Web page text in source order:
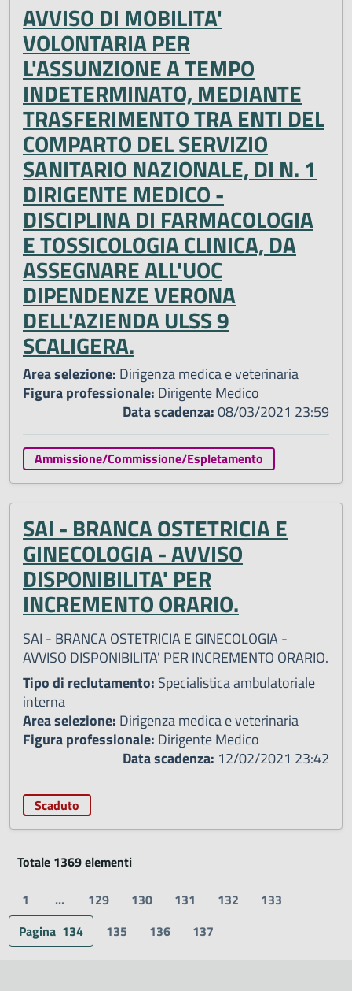
AVVISO DI MOBILITA'
VOLONTARIA PER
L'ASSUNZIONE A TEMPO
INDETERMINATO, MEDIANTE
TRASFERIMENTO TRA ENTI DEL
COMPARTO DEL SERVIZIO
SANITARIO NAZIONALE, DI N. 1
DIRIGENTE MEDICO -
DISCIPLINA DI FARMACOLOGIA
E TOSSICOLOGIA CLINICA, DA
ASSEGNARE ALL'UOC
DIPENDENZE VERONA
DELL'AZIENDA ULSS 9
SCALIGERA.
Area selezione: Dirigenza medica e veterinaria
Figura professionale: Dirigente Medico
Data scadenza:08/03/2021 23:59
Ammissione/Commissione/Espletamento
SAI - BRANCA OSTETRICIA E
GINECOLOGIA - AVVISO
DISPONIBILITA' PER
INCREMENTO ORARIO.
SAI - BRANCA OSTETRICIA E GINECOLOGIA -
AVVISO DISPONIBILITA' PER INCREMENTO ORARIO.
Tipo di reclutamento: Specialistica ambulatoriale
interna
Area selezione: Dirigenza medica e veterinaria
Figura professionale: Dirigente Medico
Data scadenza: 12/02/2021 23:42
Scaduto
Totale 1369 elementi
1
... 129 130 131 132
133
Pagina 134 135 136 137